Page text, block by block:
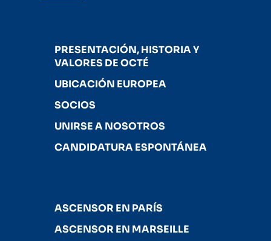
PRESENTACIÓN, HISTORIA Y
VALORES DE OCTÉ
UBICACIÓN EUROPEA
SOCIOS
UNIRSE A NOSOTROS
CANDIDATURA ESPONTÁNEA
ASCENSOR EN PARÍS
ASCENSOR EN MARSEILLE